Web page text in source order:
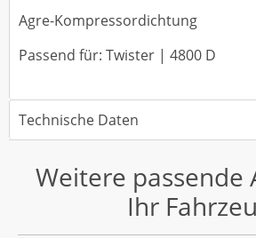
Agre-Kompressordichtung
Passend für: Twister | 4800 D
Technische Daten
Weitere passende
Ihr